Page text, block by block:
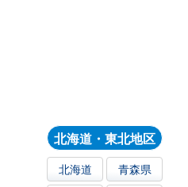
北海道・東北地区
北海道
青森県